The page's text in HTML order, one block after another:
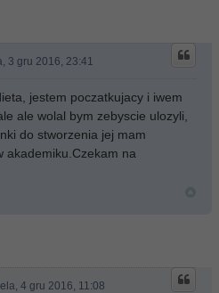
3 gru 2016, 23:41
jestem poczatkujacy i iwem
ale wolal bym zebyscie ulozyli,
do stworzenia jej mam
akademiku.Czekam na
4 gru 2016, 11:08